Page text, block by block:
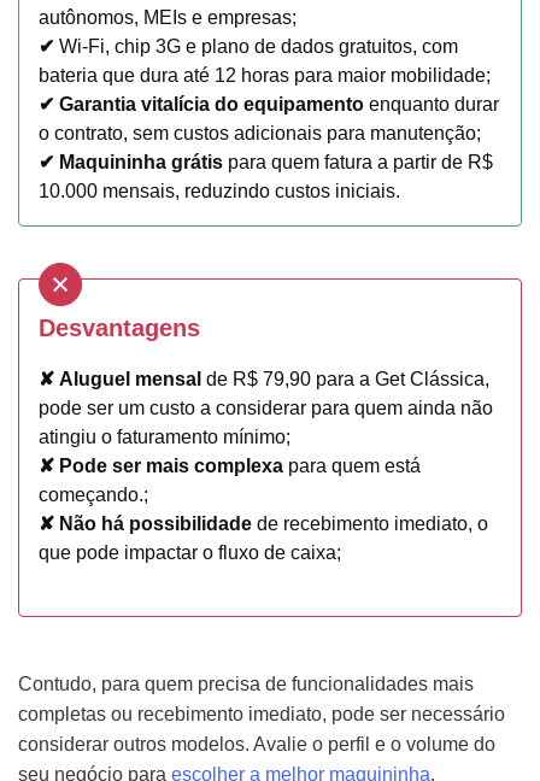
autônomos, MEIs e empresas;
✔ Wi-Fi, chip 3G e plano de dados gratuitos, com
bateria que dura até 12 horas para maior mobilidade;
✔ Garantia vitalícia do equipamento enquanto durar
o contrato, sem custos adicionais para manutenção;
✔ Maquininha grátis para quem fatura a partir de R$
10.000 mensais, reduzindo custos iniciais.
Desvantagens
✘ Aluguel mensal de R$ 79,90 para a Get Clássica,
pode ser um custo a considerar para quem ainda não
atingiu o faturamento mínimo;
✘ Pode ser mais complexa para quem está
começando.;
✘ Não há possibilidade de recebimento imediato, o
que pode impactar o fluxo de caixa;
Contudo, para quem precisa de funcionalidades mais
completas ou recebimento imediato, pode ser necessário
considerar outros modelos. Avalie o perfil e o volume do
seu negócio para escolher a melhor maquininha.